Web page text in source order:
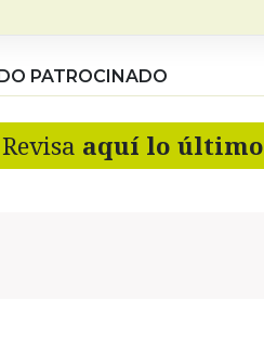
PATROCINADO
Revisa aquí lo último